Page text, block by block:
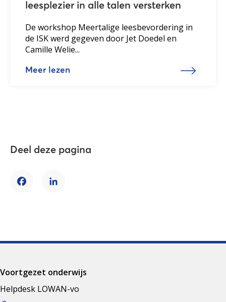
leesplezier in alle talen versterken
De workshop Meertalige leesbevordering in
de ISK werd gegeven door Jet Doedel en
Camille Welie...
Meer lezen
Deel deze pagina
FacebookLinkedIn
Voortgezet onderwijs
Helpdesk LOWAN-vo